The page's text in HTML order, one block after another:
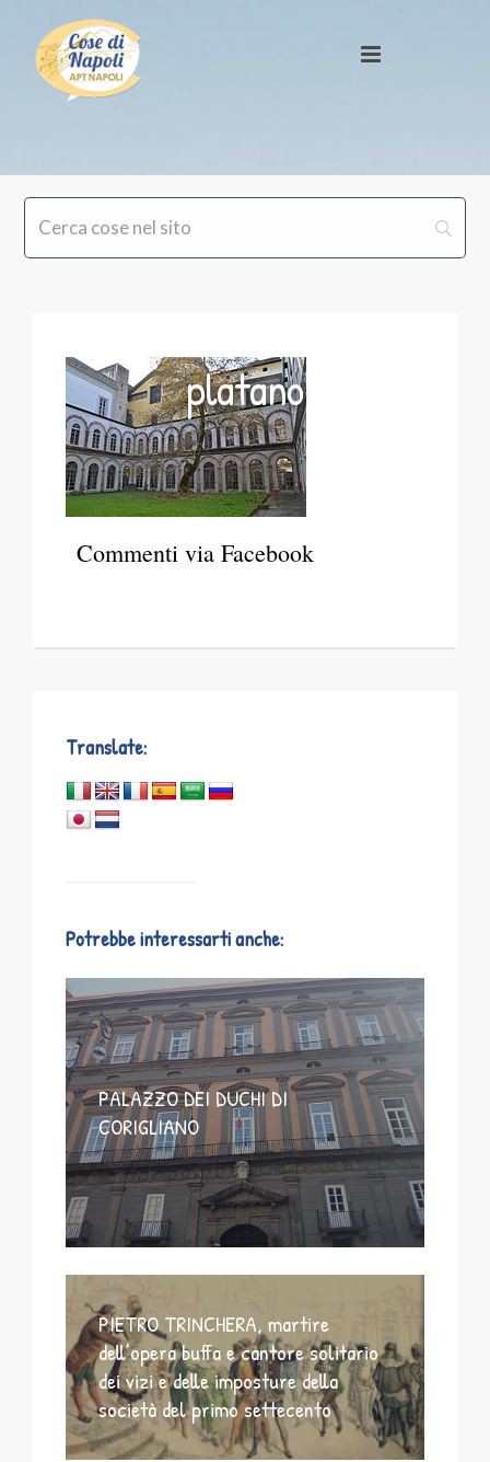
platano
Commenti via Facebook
Translate:
Potrebbe interessarti anche:
PALAZZO DEI DUCHI DI
CORIGLIANO
PIETRO TRINCHERA, martire
dell’opera buffa e cantore solitario
dei vizi e delle imposture della
società del primo settecento